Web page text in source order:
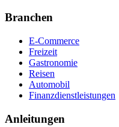
Branchen
E-Commerce
Freizeit
Gastronomie
Reisen
Automobil
Finanzdienstleistungen
Anleitungen